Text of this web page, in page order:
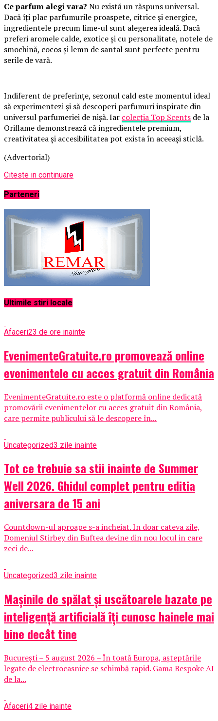
Ce parfum alegi vara? Nu există un răspuns universal.
Dacă îți plac parfumurile proaspete, citrice și energice,
ingredientele precum lime-ul sunt alegerea ideală. Dacă
preferi aromele calde, exotice și cu personalitate, notele de
smochină, cocos și lemn de santal sunt perfecte pentru
serile de vară.
Indiferent de preferințe, sezonul cald este momentul ideal
să experimentezi și să descoperi parfumuri inspirate din
universul parfumeriei de nișă. Iar colecția Top Scents de la
Oriflame demonstrează că ingredientele premium,
creativitatea și accesibilitatea pot exista în aceeași sticlă.
(Advertorial)
Citeste in continuare
Parteneri
Ultimile stiri locale
Afaceri23 de ore inainte
EvenimenteGratuite.ro promovează online
evenimentele cu acces gratuit din România
EvenimenteGratuite.ro este o platformă online dedicată
promovării evenimentelor cu acces gratuit din România,
care permite publicului să le descopere în...
Uncategorized3 zile inainte
Tot ce trebuie sa stii inainte de Summer
Well 2026. Ghidul complet pentru editia
aniversara de 15 ani
Countdown-ul aproape s-a incheiat. In doar cateva zile,
Domeniul Stirbey din Buftea devine din nou locul in care
zeci de...
Uncategorized3 zile inainte
Mașinile de spălat și uscătoarele bazate pe
inteligență artificială îți cunosc hainele mai
bine decât tine
București – 5 august 2026 – În toată Europa, așteptările
legate de electrocasnice se schimbă rapid. Gama Bespoke AI
de la...
Afaceri4 zile inainte